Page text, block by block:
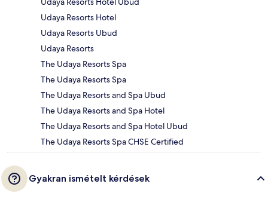
Udaya Resorts Hotel
Udaya Resorts Ubud
Udaya Resorts
The Udaya Resorts Spa
The Udaya Resorts Spa
The Udaya Resorts and Spa Ubud
The Udaya Resorts and Spa Hotel
The Udaya Resorts and Spa Hotel Ubud
The Udaya Resorts Spa CHSE Certified
Gyakran ismételt kérdések